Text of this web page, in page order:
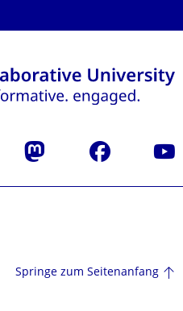
Mastodon Facebook
Springe zum Seitenanfang